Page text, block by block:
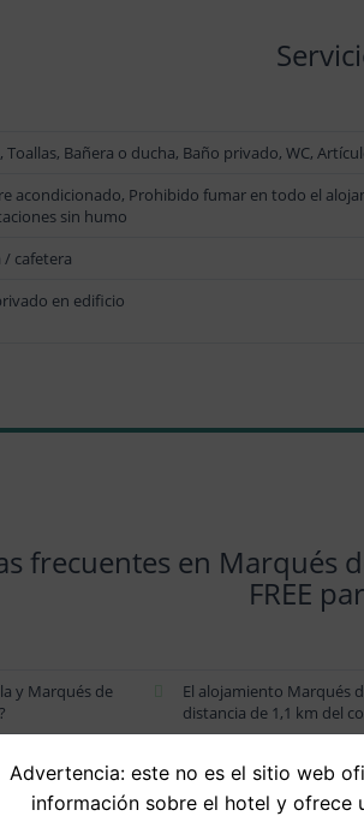
Toallas, Bañera o ducha, Baño privado, WC,
acondicionado, Prohibido fumar en todo el
sin humo
/ cafetera
en edificio
frecuentes en Marqués
FREE
y Marqués de
El alojamiento Marqués
distancia de 1,1 km del
y
libre para
En efecto, existen
y otras prestaciones y
GRATUITO» en esta
Advertencia: este no es el sitio web
información sobre el hotel y ofrece